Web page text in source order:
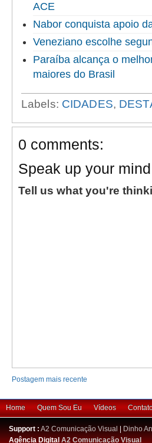
ACE
Nabor conquista apoio
Veneziano escolhe
Paraíba alcança o
maiores do Brasil
Labels: CIDADES,
0 comments:
Speak up your mind
Tell us what you're
Postagem mais recente
Home Quem Sou Eu Vídeos
Support : A2 Comunicação Visual
Dinho
Agência DigitalA2 Comunicação Visual